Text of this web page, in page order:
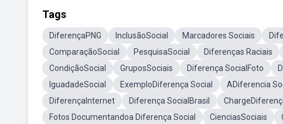
Tags
DiferençaPNG InclusãoSocial Marcadores Sociais
ComparaçãoSocial
PesquisaSocial Diferenças Raciais
CondiçãoSocial
GruposSociais Diferença SocialFoto
IguadadeSocial
ExemploDiferença Social ADiferencia
DiferençaInternet
Diferença SocialBrasil
Fotos Documentandoa Diferença Social
CienciasSociais